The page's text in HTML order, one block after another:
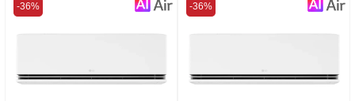
-36% -36%